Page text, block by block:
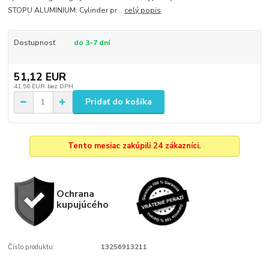
STOPU ALUMINIUM: Cylinder pr... celý popis
Dostupnosť do 3-7 dní
51,12 EUR
41,56 EUR bez DPH
Pridať do košíka
Tento mesiac zakúpili 24 zákazníci.
Ochrana
kupujúcého
Číslo produktu: 13256913211